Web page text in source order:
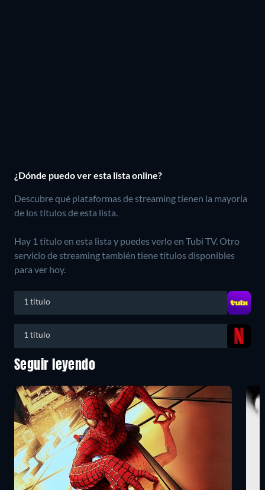
¿Dónde puedo ver esta lista online?
Descubre qué plataformas de streaming tienen la mayoría
de los títulos de esta lista.
Hay 1 título en esta lista y puedes verlo en Tubi TV.Otro
servicio de streaming también tiene títulos disponibles
para ver hoy.
1 título
1 título
Seguir leyendo